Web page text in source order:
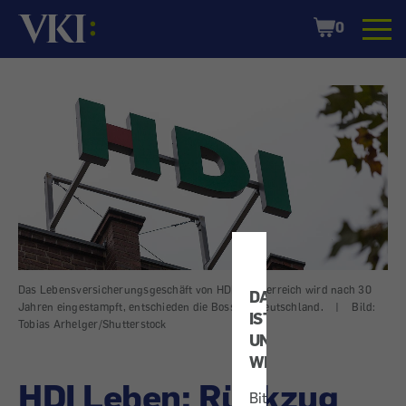
DATENSCHUTZ
IST
UNS
WICHTIG!
Bitte
Startseite
Shopping
Cart
0
Das Lebensversicherungsgeschäft von HDI in Österreich wird nach 30
Jahren eingestampft, entschieden die Bosse in Deutschland.
|
Bild:
Tobias Arhelger/Shutterstock
HDI Leben: Rückzug